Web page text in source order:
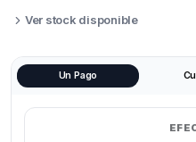
PLANO
quantity
Ver stock disponible
Un Pago